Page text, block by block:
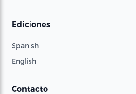
Ediciones
Spanish
English
Contacto